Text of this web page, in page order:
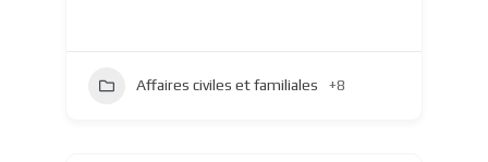
Affaires civiles et familiales +8